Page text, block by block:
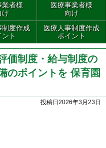
業者様
け
医療事業者様
向け
制度作成
ント
医療人事制度作成
ポイント
価制度・給与制度の
のポイントを 保育園
投稿日2026年3月23日